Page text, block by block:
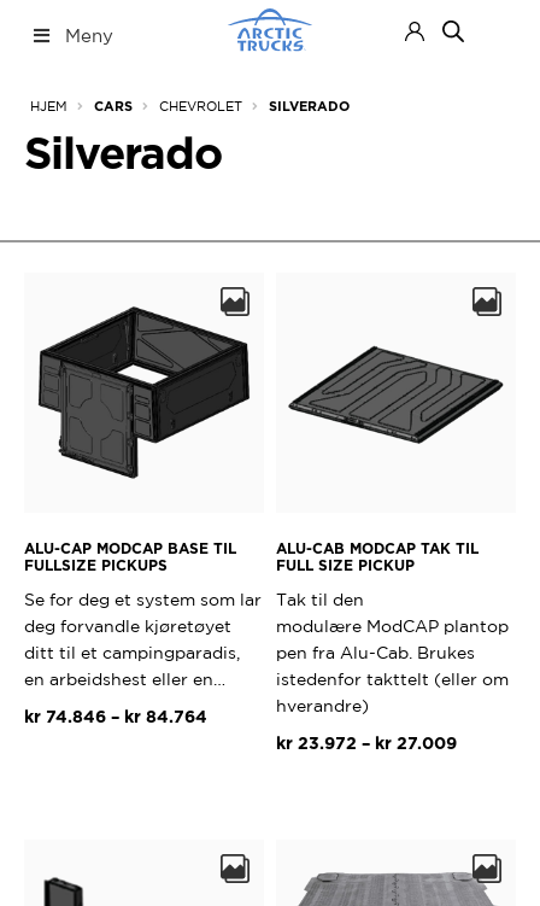
til
til
Meny
HJEM CARS CHEVROLET SILVERADO
Silverado
ALU-CAP MODCAP BASE TIL
FULLSIZE PICKUPS
Se for deg et system som lar
deg forvandle kjøretøyet
ditt til et campingparadis,
en arbeidshest eller en…
kr74.846 – kr84.764Prisområde:
kr 74.846
varianter.
Alternativene
ALU-CAB MODCAP TAK TIL
FULL SIZE PICKUP
Tak til den
modulære ModCAP plantop
pen fra Alu-Cab. Brukes
istedenfor takttelt (eller om
hverandre)
kr 23.972 – kr 27.009
flere
varianter.